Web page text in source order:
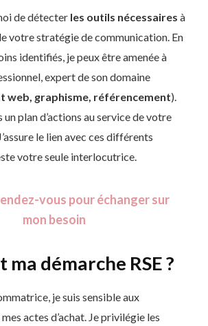
de détecter les outils nécessaires à
votre stratégie de communication. En
identifiés, je peux être amenée à
expert de son domaine
web, graphisme, référencement).
un plan d’actions au service de votre
le lien avec ces différents
votre seule interlocutrice.
vous pour échanger sur
mon besoin
ma démarche RSE ?
je suis sensible aux
actes d’achat. Je privilégie les